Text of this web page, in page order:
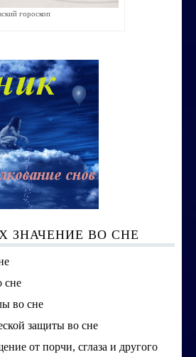
гороскоп
ЗНАЧЕНИЕ ВО СНЕ
сне
во сне
защиты во сне
от порчи, сглаза и другого